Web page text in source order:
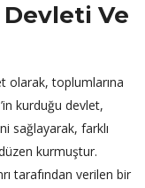
Ve
olarak, toplumlarına
kurduğu devlet,
sağlayarak, farklı
kurmuştur.
tarafından verilen bir